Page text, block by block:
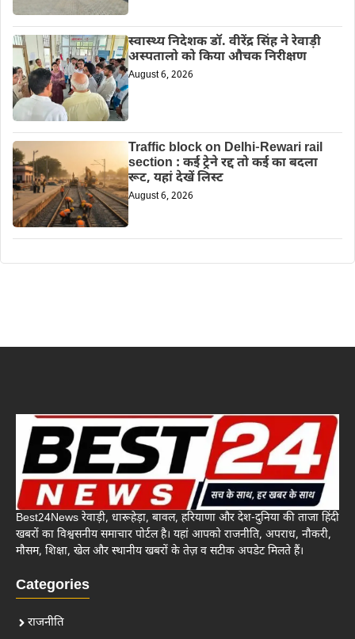
स्वास्थ्य निदेशक डॉ. वीरेंद्र सिंह ने रेवाड़ी
अस्पतालो को किया औचक निरीक्षण
August 6, 2026
Traffic block on Delhi-Rewari rail
section : कई ट्रेने रद्द तो कई का बदला
रूट, यहां देखें लिस्ट
August 6, 2026
Best24News रेवाड़ी, धारूहेड़ा, बावल, हरियाणा और देश-दुनिया की ताजा हिंदी
खबरों का विश्वसनीय समाचार पोर्टल है। यहां आपको राजनीति, अपराध, नौकरी,
मौसम, शिक्षा, खेल और स्थानीय खबरों के तेज़ व सटीक अपडेट मिलते हैं।
Categories
राजनीति